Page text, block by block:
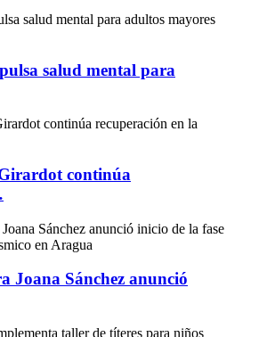
salud mental para
continúa
Joana Sánchez anunció